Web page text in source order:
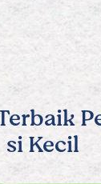
si Kecil